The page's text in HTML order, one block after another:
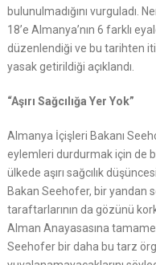
bulunulmadığını vurguladı.
18’e Almanya’nın 6 farklı
düzenlendiği ve bu tarihten
yasak getirildiği açıklandı.
“Aşırı Sağcılığa Yer Yok”
Almanya İçişleri Bakanı
eylemleri durdurmak için de
ülkede aşırı sağcılık
Bakan Seehofer, bir yandan
taraftarlarının da gözünü
Alman Anayasasına
Seehofer bir daha bu tarz